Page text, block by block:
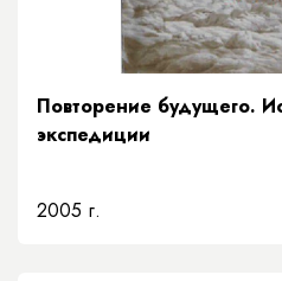
Повторение будущего.
экспедиции
2005 г.